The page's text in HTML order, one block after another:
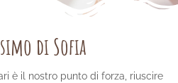
di Sofia
è il nostro punto di forza, riuscire